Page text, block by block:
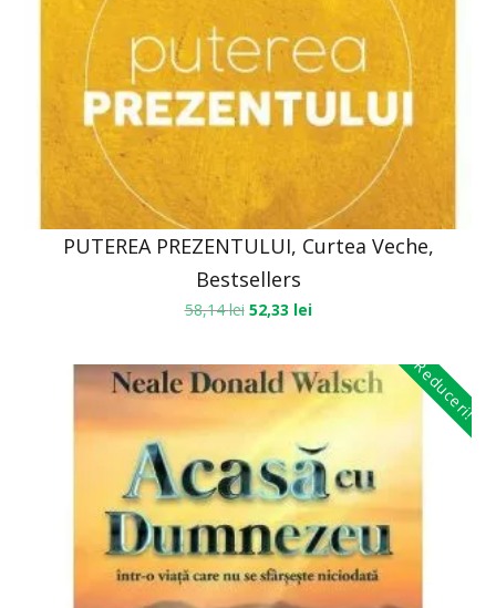
PUTEREA PREZENTULUI, Curtea Veche,
Bestsellers
58,14lei 52,33 lei
Reduceri!